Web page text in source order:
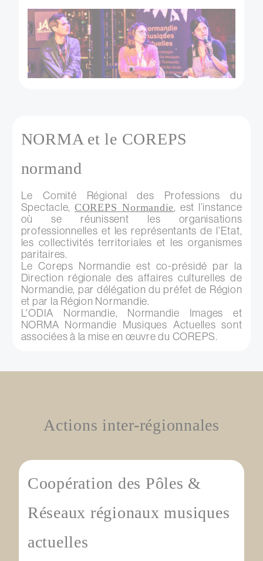
NORMA et le COREPS
normand
Le Comité Régional des Professions du
Spectacle, COREPS Normandie, est l’instance
où se réunissent les organisations
professionnelles et les représentants de l’Etat,
les collectivités territoriales et les organismes
paritaires.
Le Coreps Normandie est co-présidé par la
Direction régionale des affaires culturelles de
Normandie, par délégation du préfet de Région
et par la Région Normandie.
L'ODIA Normandie, Normandie Images et
NORMA Normandie Musiques Actuelles sont
associées à la mise en œuvre du COREPS.
Actions inter-régionnales
Coopération des Pôles &
Réseaux régionaux musiques
actuelles